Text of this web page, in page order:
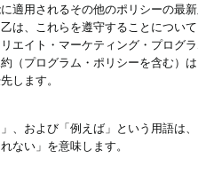
適用されるその他のポリシーの最
は、これらを遵守することにつ
エイト・マーケティング・プログ
（プログラム・ポリシーを含む）
します。
、および「例えば」という用語は
ない」を意味します。